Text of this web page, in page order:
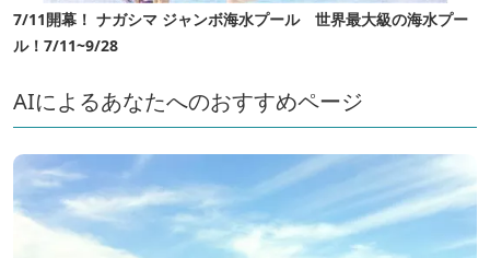
7/11開幕！ ナガシマ ジャンボ海水プール 世界最大級の海水プー
ル！7/11~9/28
AIによるあなたへのおすすめページ